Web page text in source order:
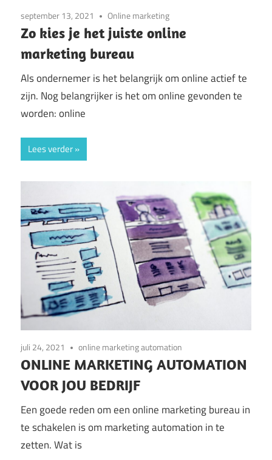
september 13, 2021 Online marketing
Zo kies je het juiste online
marketing bureau
Als ondernemer is het belangrijk om online actief te
zijn. Nog belangrijker is het om online gevonden te
worden: online
Lees verder
juli 24, 2021 online marketing automation
ONLINE MARKETING AUTOMATION
VOOR JOU BEDRIJF
Een goede reden om een online marketing bureau in
te schakelen is om marketing automation in te
zetten. Wat is